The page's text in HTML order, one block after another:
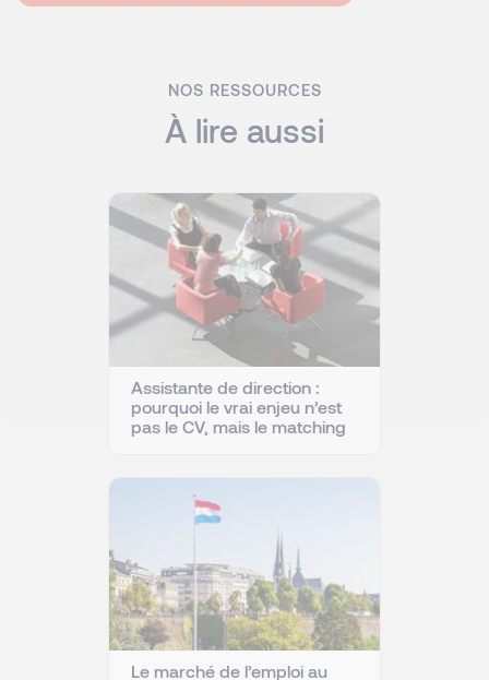
NOS RESSOURCES
À lire aussi
Assistante de direction :
pourquoi le vrai enjeu n’est
pas le CV, mais le matching
Le marché de l’emploi au